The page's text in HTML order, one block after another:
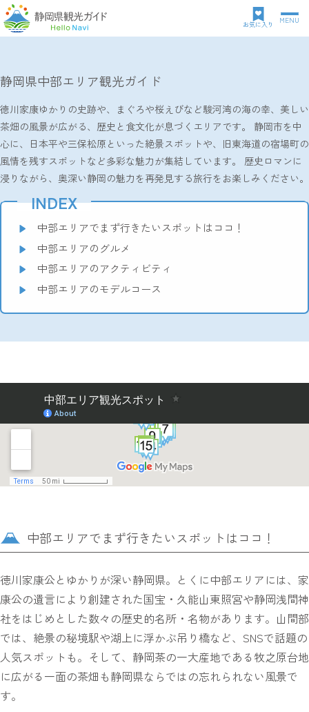
グ
ロ
ビ
ゲ
ー
シ
ョ
ン
お気に入り MENU
ク
リ
ス
ト
静岡県中部エリア観光ガイド
徳川家康ゆかりの史跡や、まぐろや桜えびなど駿河湾の海の幸、美しい
茶畑の風景が広がる、歴史と食文化が息づくエリアです。 静岡市を中
心に、日本平や三保松原といった絶景スポットや、旧東海道の宿場町の
風情を残すスポットなど多彩な魅力が集結しています。 歴史ロマンに
浸りながら、奥深い静岡の魅力を再発見する旅行をお楽しみください。
INDEX
中部エリアでまず行きたいスポットはココ！
中部エリアのグルメ
中部エリアのアクティビティ
中部エリアのモデルコース
中部エリアでまず行きたいスポットはココ！
徳川家康公とゆかりが深い静岡県。とくに中部エリアには、家
康公の遺言により創建された国宝・久能山東照宮や静岡浅間神
社をはじめとした数々の歴史的名所・名物があります。山間部
では、絶景の秘境駅や湖上に浮かぶ吊り橋など、SNSで話題の
人気スポットも。そして、静岡茶の一大産地である牧之原台地
に広がる一面の茶畑も静岡県ならではの忘れられない風景で
す。